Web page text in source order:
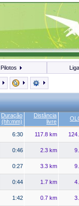
Pilotos
Duração
(hh:mm)
Distância
livre
6:30 117.8 km
0:46 2.3 km
0:27 3.3 km
0:44 1.7 km
1:42 0.7 km